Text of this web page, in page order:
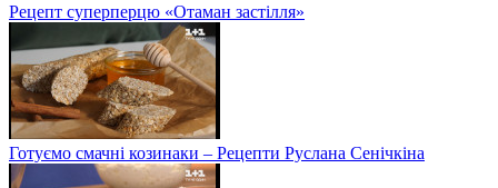
Рецепт суперперцю «Отаман застілля»
Готуємо смачні козинаки – Рецепти Руслана Сенічкіна